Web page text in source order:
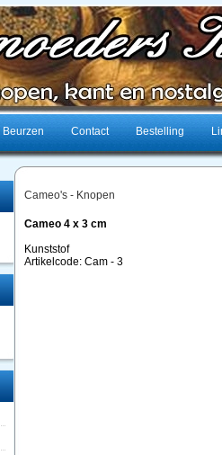
Beurzen Contact Bestelling
Cameo's - Knopen
Cameo 4 x 3 cm
Kunststof
Artikelcode: Cam - 3